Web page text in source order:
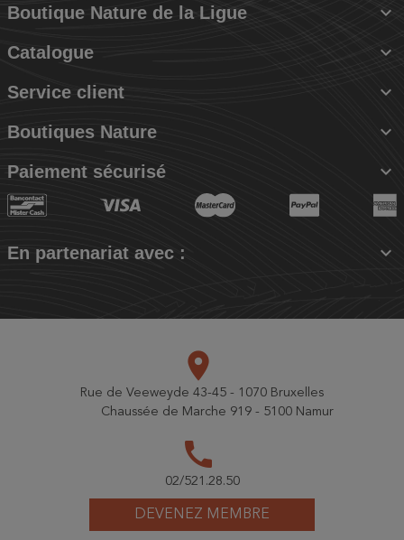
Boutique Nature de la Ligue 
Catalogue 
Service client 
Boutiques Nature 
Paiement sécurisé 
En partenariat avec : 
DEVENEZ MEMBRE
place
Rue de Veeweyde 43-45 - 1070 Bruxelles
Chaussée de Marche 919 - 5100 Namur
call
02/521.28.50